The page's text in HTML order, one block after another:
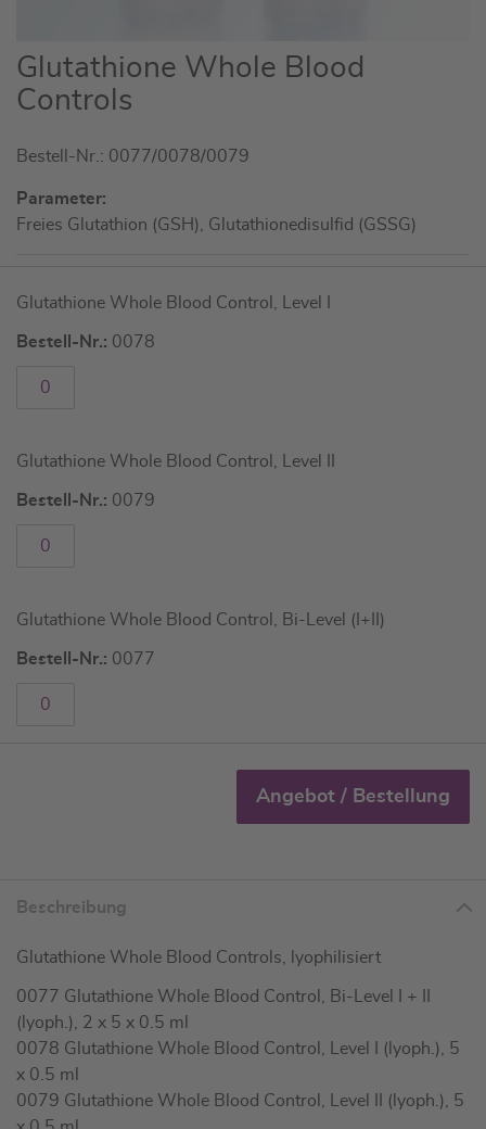
Zum
Anfang
der
springen
Glutathione Whole Blood
Controls
Bestell-Nr.: 0077/0078/0079
Parameter:
Freies Glutathion (GSH), Glutathionedisulfid (GSSG)
für
gruppiertes
Glutathione Whole Blood Control, Level I
Bestell-Nr.: 0078
Glutathione Whole Blood Control, Level II
Bestell-Nr.: 0079
Glutathione Whole Blood Control, Bi-Level (I+II)
Bestell-Nr.: 0077
Angebot / Bestellung
Beschreibung
Glutathione Whole Blood Controls, lyophilisiert
0077 Glutathione Whole Blood Control, Bi-Level I + II
(lyoph.), 2 x 5 x 0.5 ml
0078 Glutathione Whole Blood Control, Level I (lyoph.), 5
x 0.5 ml
0079 Glutathione Whole Blood Control, Level II (lyoph.), 5